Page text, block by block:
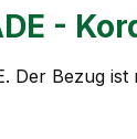
-
Bezug